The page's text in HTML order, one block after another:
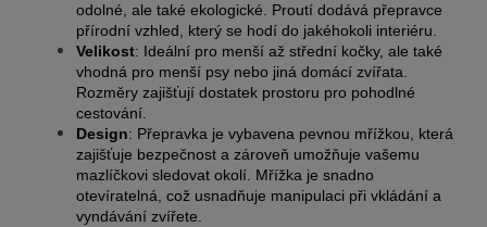
odolné, ale také ekologické. Proutí dodává přepravce
přírodní vzhled, který se hodí do jakéhokoli interiéru.
Velikost: Ideální pro menší až střední kočky, ale také
vhodná pro menší psy nebo jiná domácí zvířata.
Rozměry zajišťují dostatek prostoru pro pohodlné
cestování.
Design: Přepravka je vybavena pevnou mřížkou, která
zajišťuje bezpečnost a zároveň umožňuje vašemu
mazlíčkovi sledovat okolí. Mřížka je snadno
otevíratelná, což usnadňuje manipulaci při vkládání a
vyndávání zvířete.